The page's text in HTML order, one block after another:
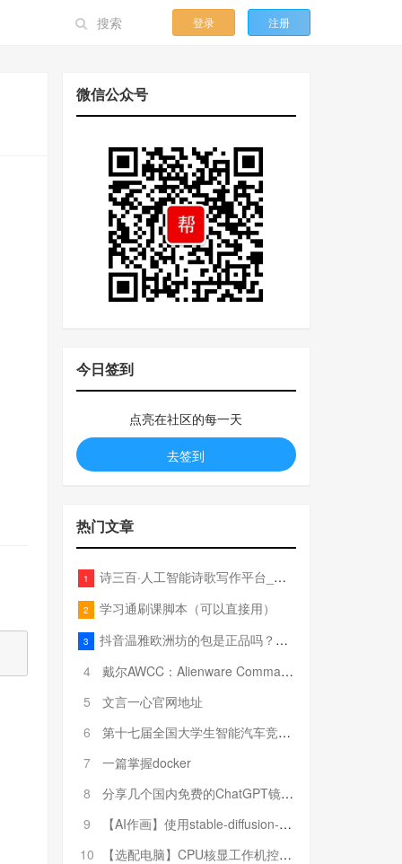
登录 注册
微信公众号
今日签到
点亮在社区的每一天
去签到
热门文章
1 诗三百·人工智能诗歌写作平台_在线作诗机_藏头诗生成器_电脑对联_姓名作诗
2 学习通刷课脚本（可以直接用）
3
抖音温雅欧洲坊的包是正品吗？温雅卖的包为啥那么便宜？
4
戴尔AWCC：Alienware Command Center 故障排除方法，里面附有超全详解呦，快来快来，欢迎观看~
5
文言一心官网地址
6
第十七届全国大学生智能汽车竞赛全国总决赛参赛队伍奖项公告
7
一篇掌握docker
8
分享几个国内免费的ChatGPT镜像网址(亲测有效-4月25日更新)
9
【AI作画】使用stable-diffusion-webui搭建AI作画平台
10
【选配电脑】CPU核显工作机控制预算5000